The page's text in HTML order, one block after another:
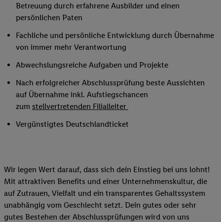
Betreuung durch erfahrene Ausbilder und einen
persönlichen Paten
Fachliche und persönliche Entwicklung durch Übernahme
von immer mehr Verantwortung
Abwechslungsreiche Aufgaben und Projekte
Nach erfolgreicher Abschlussprüfung beste Aussichten
auf Übernahme inkl. Aufstiegschancen
zum stellvertretenden Filialleiter
Vergünstigtes Deutschlandticket
Wir legen Wert darauf, dass sich dein Einstieg bei uns lohnt!
Mit attraktiven Benefits und einer Unternehmenskultur, die
auf Zutrauen, Vielfalt und ein transparentes Gehaltssystem
unabhängig vom Geschlecht setzt. Dein gutes oder sehr
gutes Bestehen der Abschlussprüfungen wird von uns